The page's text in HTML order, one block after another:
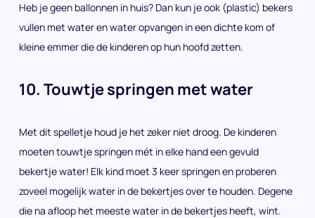
Heb je geen ballonnen in huis? Dan kun je ook (plastic) bekers
vullen met water en water opvangen in een dichte kom of
kleine emmer die de kinderen op hun hoofd zetten.
10. Touwtje springen met water
Met dit spelletje houd je het zeker niet droog. De kinderen
moeten touwtje springen mét in elke hand een gevuld
bekertje water! Elk kind moet 3 keer springen en proberen
zoveel mogelijk water in de bekertjes over te houden. Degene
die na afloop het meeste water in de bekertjes heeft, wint.